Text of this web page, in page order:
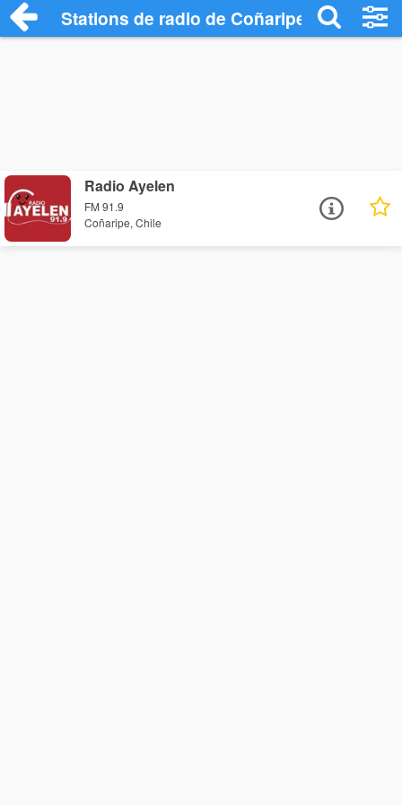
Stations de radio de Coñaripe
Radio Ayelen
FM 91.9
Coñaripe, Chile